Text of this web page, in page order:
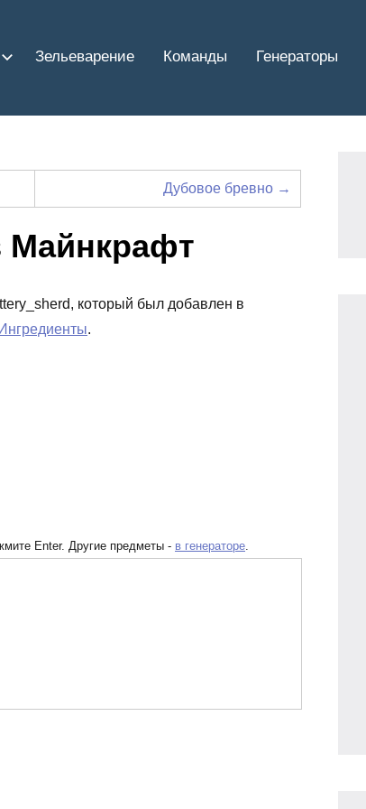
Зельеварение Команды Генераторы
Дубовое бревно →
Майнкрафт
который был добавлен в
Ингредиенты.
Enter. Другие предметы - в генераторе